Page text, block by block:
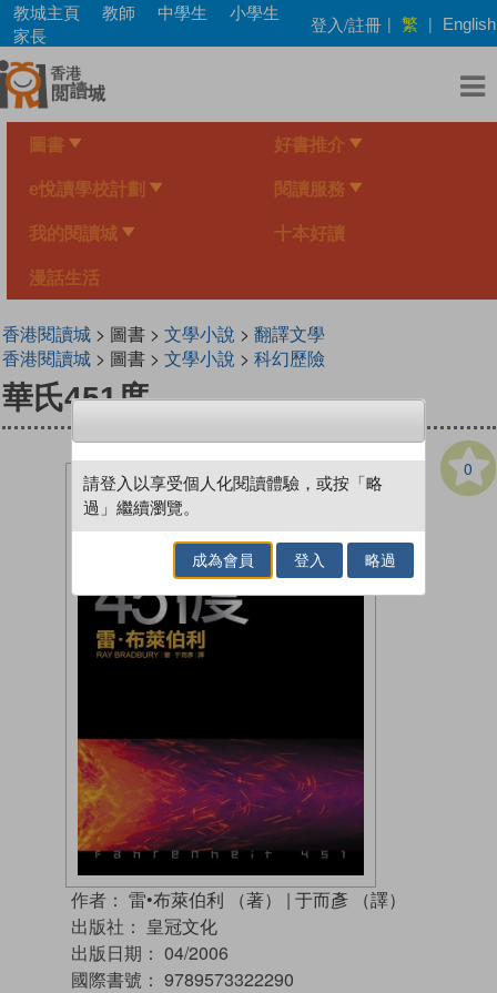
Skip
main
content
教城主頁 教師 中學生
小學生
家長
登入/註冊 | 繁 | English
圖書 好書推介
e悅讀學校計劃 閱讀服務
我的閱讀城 十本好讀
漫話生活
香港閱讀城> 圖書 > 文學小說 > 翻譯文學
香港閱讀城> 圖書 > 文學小說 > 科幻歷險
華氏451度
0
作者： 雷•布萊伯利 （著） | 于而彥 （譯）
出版社： 皇冠文化
出版日期： 04/2006
國際書號： 9789573322290
請登入以享受個人化閱讀體驗，或按「略
過」繼續瀏覽。
成為會員 登入 略過